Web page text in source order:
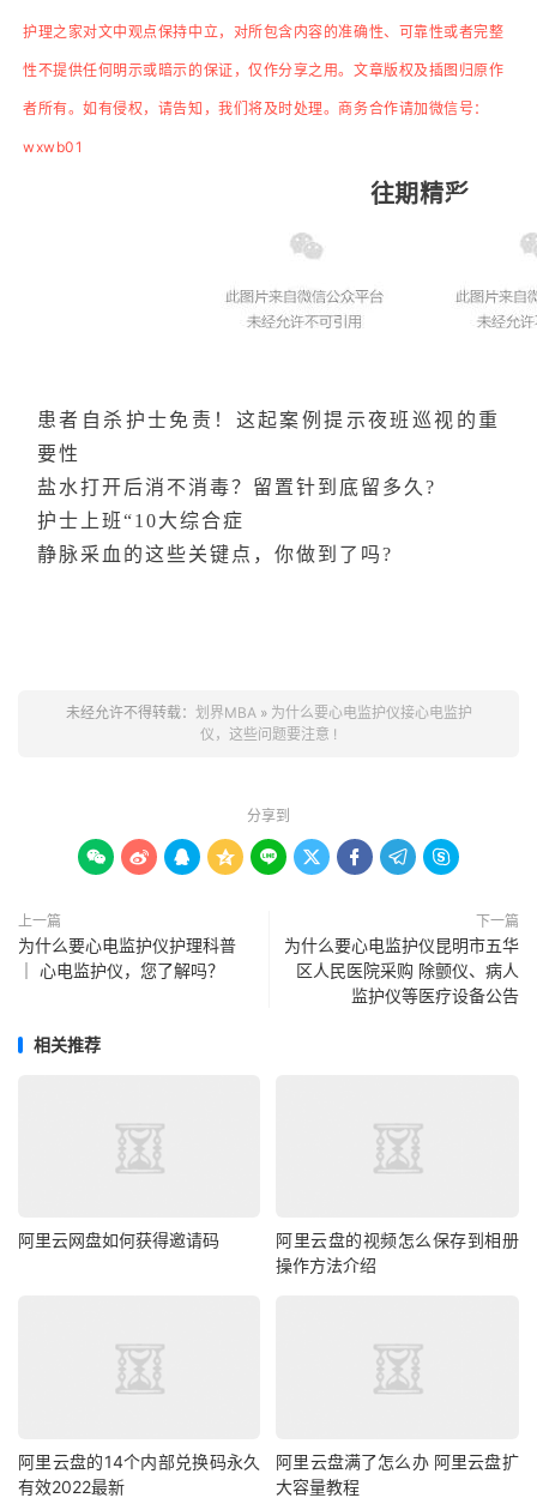
护理之家对文中观点保持中立，对所包含内容的准确性、可靠性或者完整
性不提供任何明示或暗示的保证，仅作分享之用。文章版权及插图归原作
者所有。如有侵权，请告知，我们将及时处理。商务合作请加微信号：
wxwb01
往期精彩
患者自杀护士免责！这起案例提示夜班巡视的重
要性
盐水打开后消不消毒？留置针到底留多久?
护士上班“10大综合症
静脉采血的这些关键点，你做到了吗?
未经允许不得转载： 划界MBA» 为什么要心电监护仪接心电监护
仪，这些问题要注意 !
分享到
        
上一篇
为什么要心电监护仪护理科普
｜ 心电监护仪，您了解吗？
下一篇
为什么要心电监护仪昆明市五华
区人民医院采购 除颤仪、病人
监护仪等医疗设备公告
相关推荐
阿里云网盘如何获得邀请码
阿里云盘的视频怎么保存到相册
操作方法介绍
阿里云盘的14个内部兑换码永久
有效2022最新
阿里云盘满了怎么办 阿里云盘扩
大容量教程